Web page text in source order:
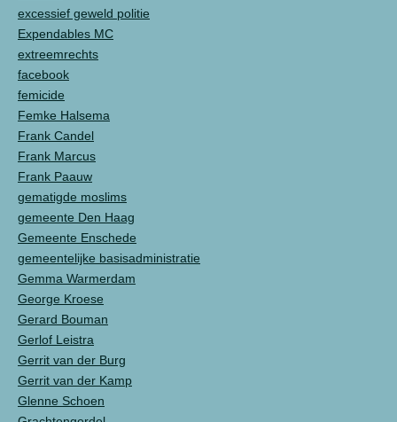
excessief geweld politie
Expendables MC
extreemrechts
facebook
femicide
Femke Halsema
Frank Candel
Frank Marcus
Frank Paauw
gematigde moslims
gemeente Den Haag
Gemeente Enschede
gemeentelijke basisadministratie
Gemma Warmerdam
George Kroese
Gerard Bouman
Gerlof Leistra
Gerrit van der Burg
Gerrit van der Kamp
Glenne Schoen